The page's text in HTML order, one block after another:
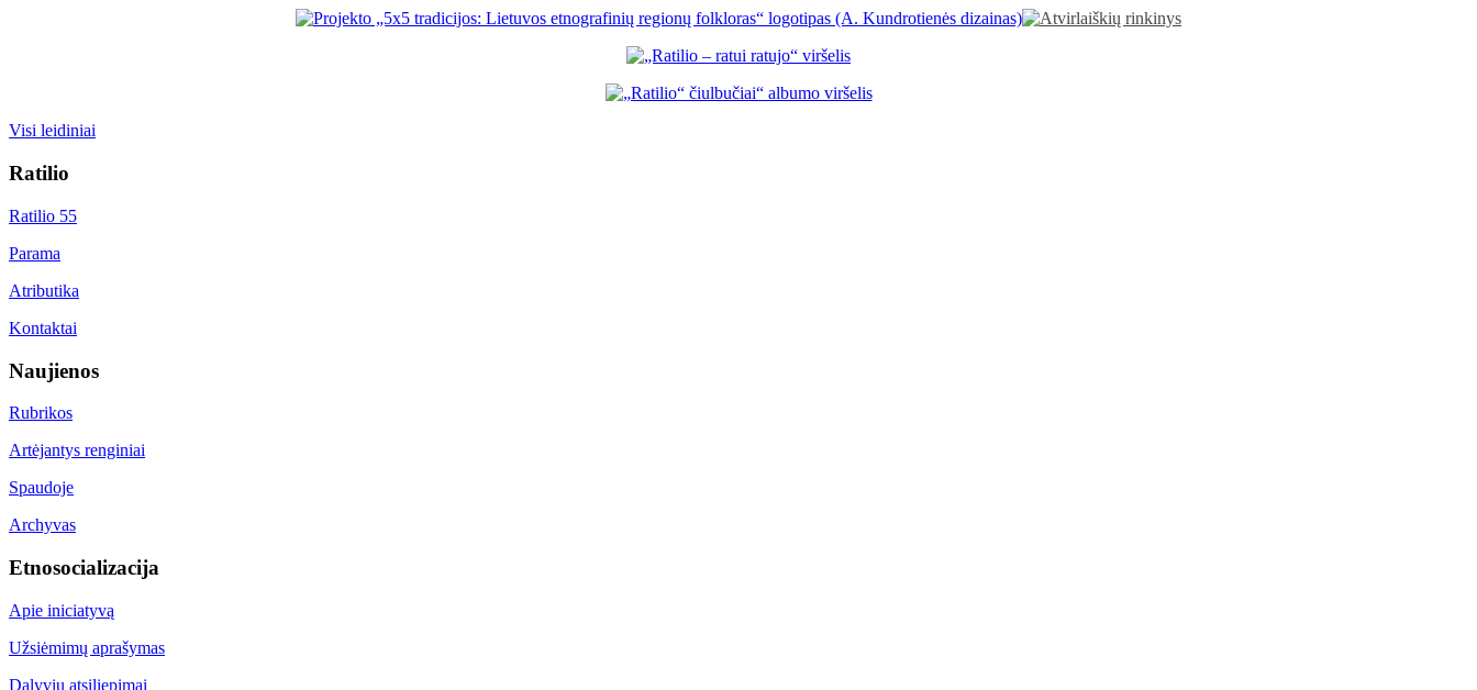
Visi leidiniai
Ratilio
Ratilio 55
Parama
Atributika
Kontaktai
Naujienos
Rubrikos
Artėjantys renginiai
Spaudoje
Archyvas
Etnosocializacija
Apie iniciatyvą
Užsiėmimų aprašymas
Dalyvių atsiliepimai